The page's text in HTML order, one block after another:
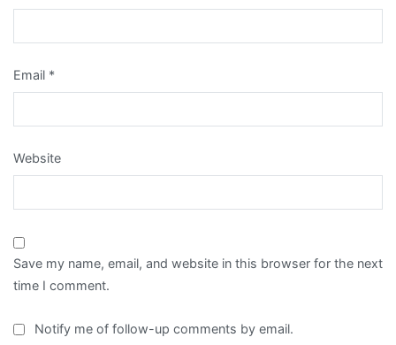
Email *
Website
Save my name, email, and website in this browser for the next
time I comment.
Notify me of follow-up comments by email.